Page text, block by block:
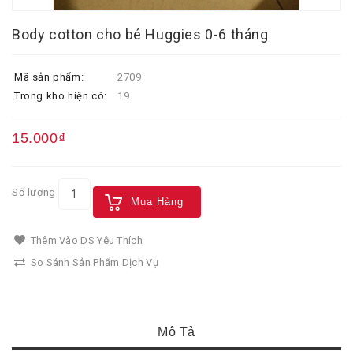
Body cotton cho bé Huggies 0-6 tháng
Mã sản phẩm:
2709
Trong kho hiện có:
19
15.000₫
Số lượng
Mua Hàng
Thêm Vào DS Yêu Thích
So Sánh Sản Phẩm Dịch Vụ
Mô Tả